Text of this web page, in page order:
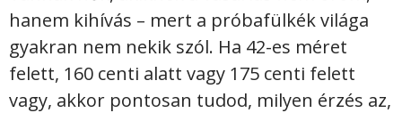
hanem kihívás – mert a próbafülkék világa
gyakran nem nekik szól. Ha 42-es méret
felett, 160 centi alatt vagy 175 centi felett
vagy, akkor pontosan tudod, milyen érzés az,